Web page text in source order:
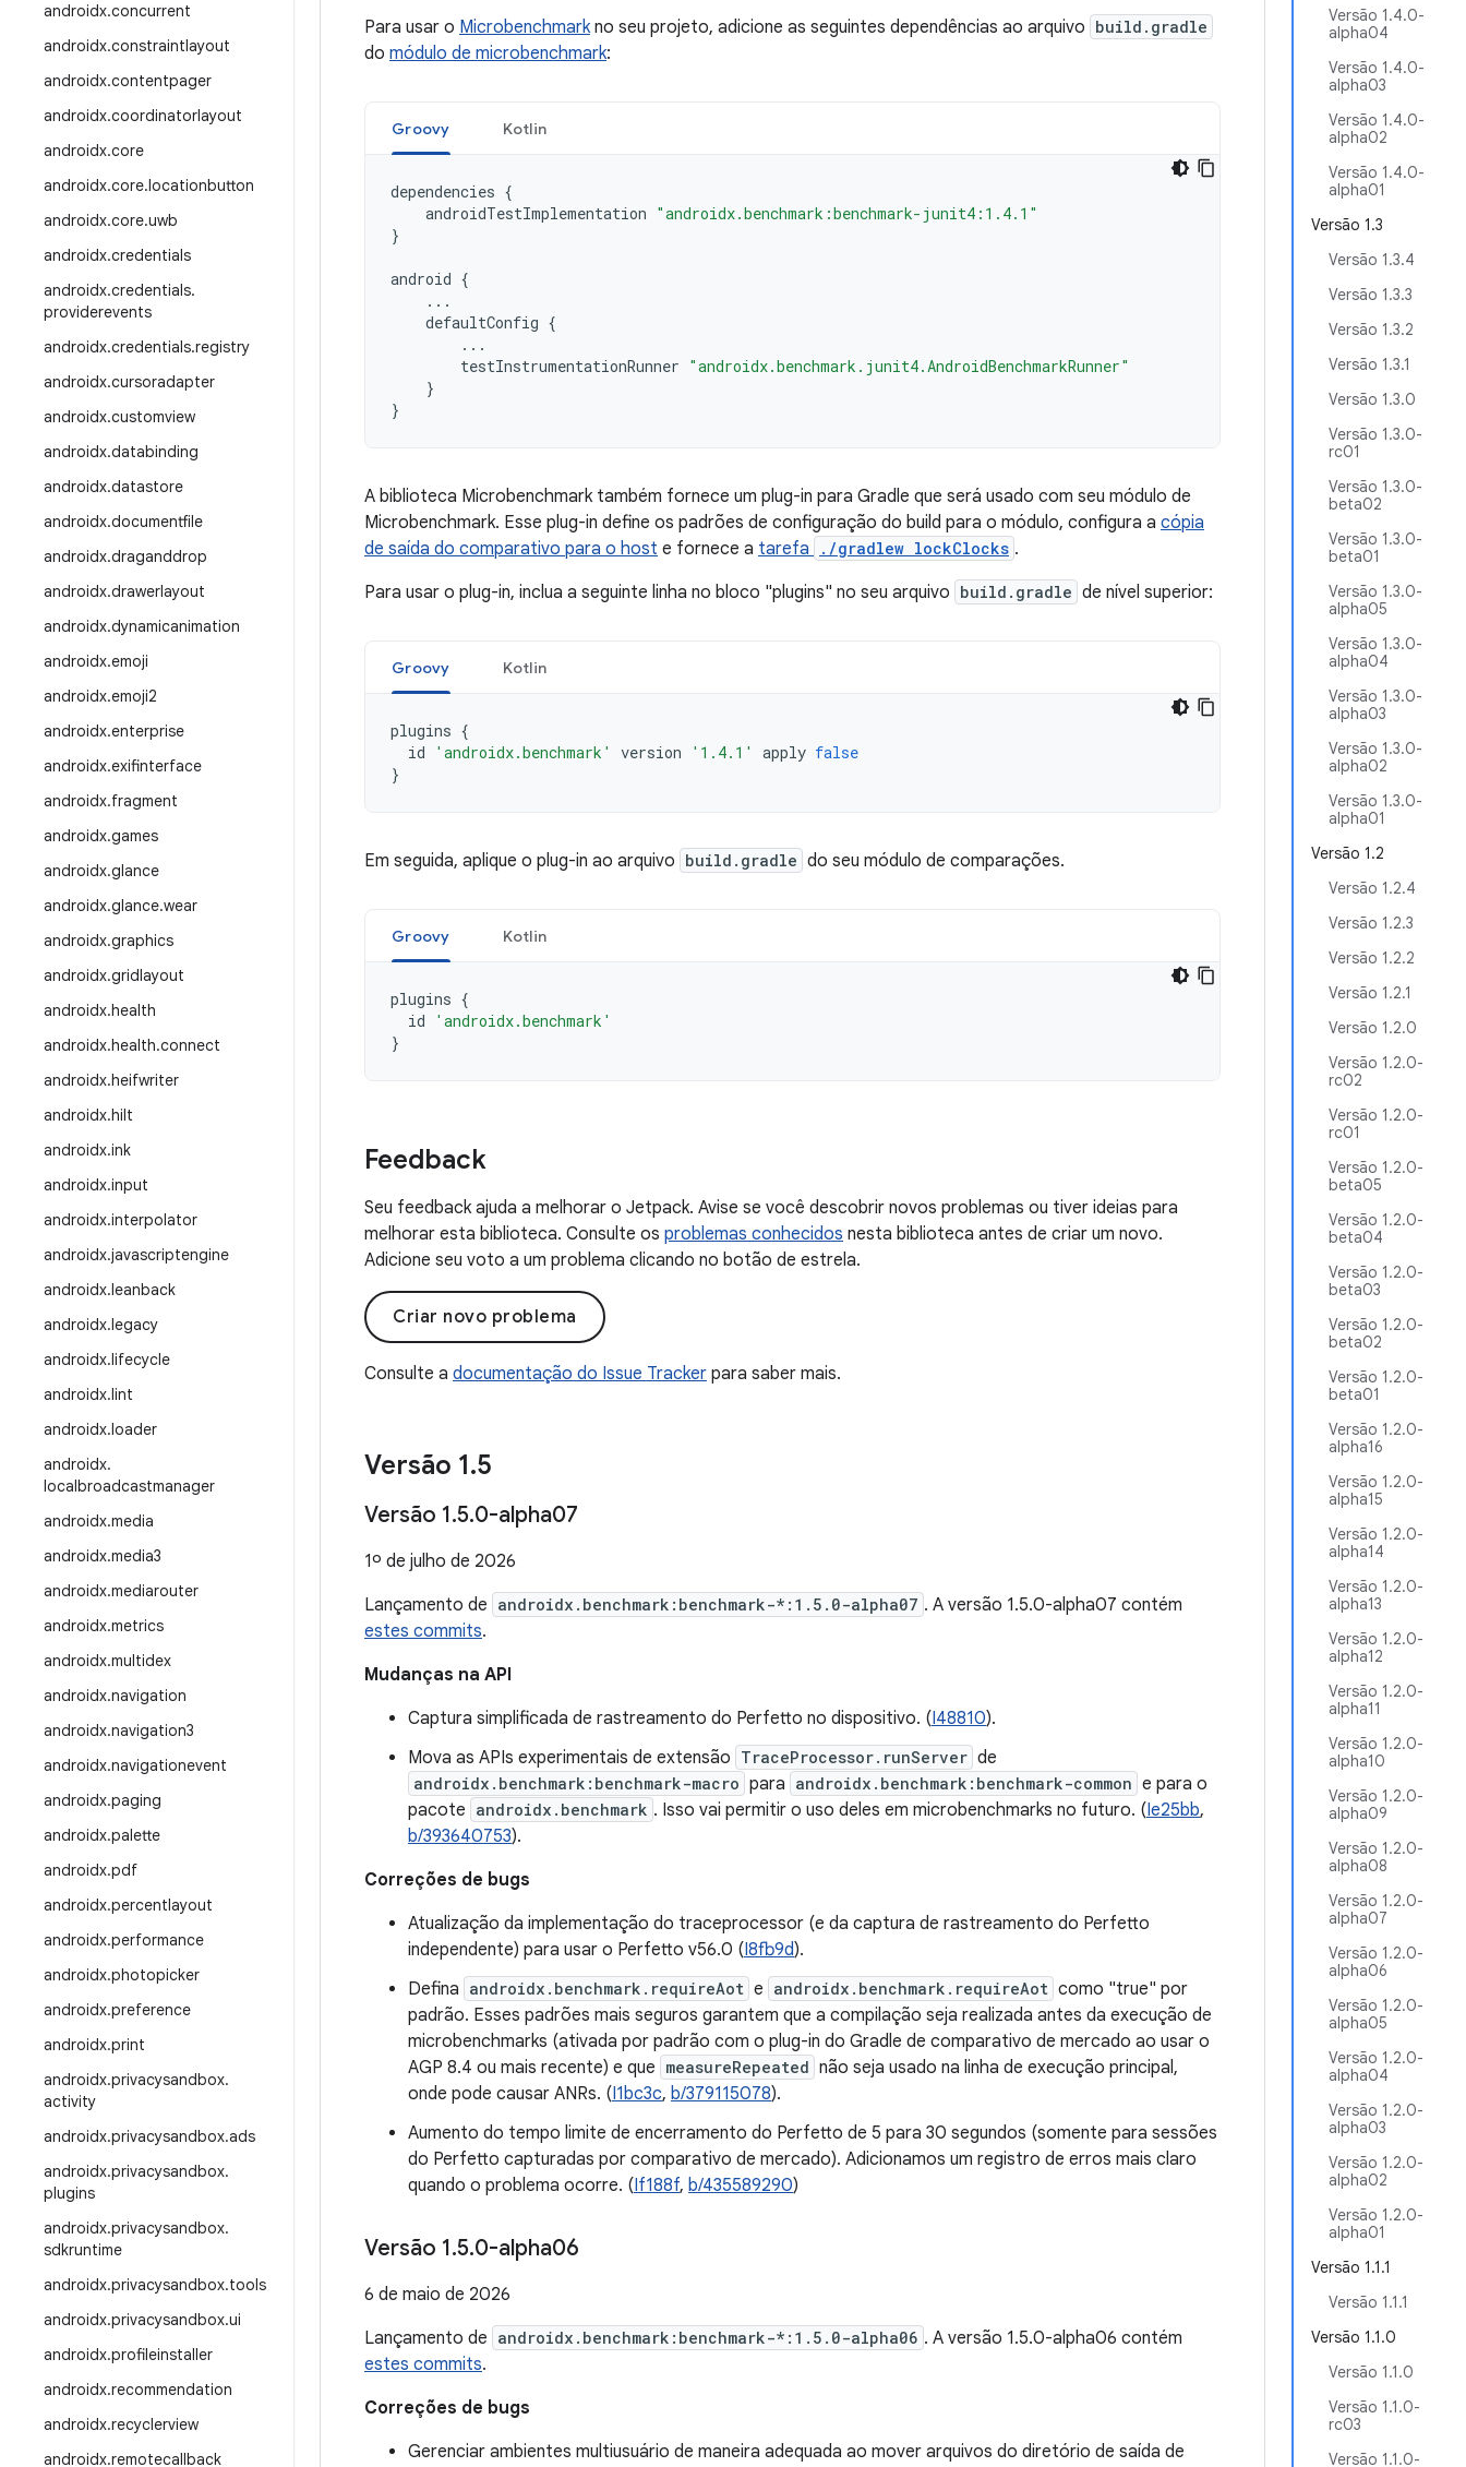
androidx.concurrent
androidx.constraintlayout
androidx.contentpager
androidx.coordinatorlayout
androidx.core
androidx.core.locationbutton
androidx.core.uwb
androidx.credentials
androidx.credentials.
providerevents
androidx.credentials.registry
androidx.cursoradapter
androidx.customview
androidx.databinding
androidx.datastore
androidx.documentfile
androidx.draganddrop
androidx.drawerlayout
androidx.dynamicanimation
androidx.emoji
androidx.emoji2
androidx.enterprise
androidx.exifinterface
androidx.fragment
androidx.games
androidx.glance
androidx.glance.wear
androidx.graphics
androidx.gridlayout
androidx.health
androidx.health.connect
androidx.heifwriter
androidx.hilt
androidx.ink
androidx.input
androidx.interpolator
androidx.javascriptengine
androidx.leanback
androidx.legacy
androidx.lifecycle
androidx.lint
androidx.loader
androidx.
localbroadcastmanager
androidx.media
androidx.media3
androidx.mediarouter
androidx.metrics
androidx.multidex
androidx.navigation
androidx.navigation3
androidx.navigationevent
androidx.paging
androidx.palette
androidx.pdf
androidx.percentlayout
androidx.performance
androidx.photopicker
androidx.preference
androidx.print
androidx.privacysandbox.
activity
androidx.privacysandbox.ads
androidx.privacysandbox.
plugins
androidx.privacysandbox.
sdkruntime
androidx.privacysandbox.tools
androidx.privacysandbox.ui
androidx.profileinstaller
androidx.recommendation
androidx.recyclerview
androidx.remotecallback
Versão 1.4.0-
alpha04
Versão 1.4.0-
alpha03
Versão 1.4.0-
alpha02
Versão 1.4.0-
alpha01
Versão 1.3
Versão 1.3.4
Versão 1.3.3
Versão 1.3.2
Versão 1.3.1
Versão 1.3.0
Versão 1.3.0-
rc01
Versão 1.3.0-
beta02
Versão 1.3.0-
beta01
Versão 1.3.0-
alpha05
Versão 1.3.0-
alpha04
Versão 1.3.0-
alpha03
Versão 1.3.0-
alpha02
Versão 1.3.0-
alpha01
Versão 1.2
Versão 1.2.4
Versão 1.2.3
Versão 1.2.2
Versão 1.2.1
Versão 1.2.0
Versão 1.2.0-
rc02
Versão 1.2.0-
rc01
Versão 1.2.0-
beta05
Versão 1.2.0-
beta04
Versão 1.2.0-
beta03
Versão 1.2.0-
beta02
Versão 1.2.0-
beta01
Versão 1.2.0-
alpha16
Versão 1.2.0-
alpha15
Versão 1.2.0-
alpha14
Versão 1.2.0-
alpha13
Versão 1.2.0-
alpha12
Versão 1.2.0-
alpha11
Versão 1.2.0-
alpha10
Versão 1.2.0-
alpha09
Versão 1.2.0-
alpha08
Versão 1.2.0-
alpha07
Versão 1.2.0-
alpha06
Versão 1.2.0-
alpha05
Versão 1.2.0-
alpha04
Versão 1.2.0-
alpha03
Versão 1.2.0-
alpha02
Versão 1.2.0-
alpha01
Versão 1.1.1
Versão 1.1.1
Versão 1.1.0
Versão 1.1.0
Versão 1.1.0-
rc03
Versão 1.1.0-
Para usar o Microbenchmarkno seu projeto, adicione as seguintes dependências ao arquivo build.gradle
do módulo de microbenchmark:
Groovy Kotlin
dependencies {
androidTestImplementation "androidx.benchmark:benchmark-junit4:1.4.1"
}
android {
...
defaultConfig {
...
testInstrumentationRunner "androidx.benchmark.junit4.AndroidBenchmarkRunner"
}
}
A biblioteca Microbenchmark também fornece um plug-in para Gradle que será usado com seu módulo de
Microbenchmark. Esse plug-in define os padrões de configuração do build para o módulo, configura a cópia
de saída do comparativo para o host e fornece a tarefa ./gradlew lockClocks .
Para usar o plug-in, inclua a seguinte linha no bloco "plugins" no seu arquivo build.gradle de nível superior:
Groovy Kotlin
plugins {
id
'androidx.benchmark' version '1.4.1' apply false
}
Em seguida, aplique o plug-in ao arquivo build.gradle do seu módulo de comparações.
Groovy Kotlin
plugins {
id
'androidx.benchmark'
}
Feedback
Seu feedback ajuda a melhorar o Jetpack. Avise se você descobrir novos problemas ou tiver ideias para
melhorar esta biblioteca. Consulte os problemas conhecidos nesta biblioteca antes de criar um novo.
Adicione seu voto a um problema clicando no botão de estrela.
Criar novo problema
Consulte a documentação do Issue Tracker para saber mais.
Versão 1.5
Versão 1.5.0-alpha07
1º de julho de 2026
Lançamento de androidx.benchmark:benchmark-*:1.5.0-alpha07 . A versão 1.5.0-alpha07 contém
estes commits.
Mudanças na API
Captura simplificada de rastreamento do Perfetto no dispositivo. (I48810).
Mova as APIs experimentais de extensão TraceProcessor.runServer de
androidx.benchmark:benchmark-macro para androidx.benchmark:benchmark-common e para o
pacote androidx.benchmark . Isso vai permitir o uso deles em microbenchmarks no futuro. (Ie25bb,
b/393640753).
Correções de bugs
Atualização da implementação do traceprocessor (e da captura de rastreamento do Perfetto
independente) para usar o Perfetto v56.0 (I8fb9d).
Defina androidx.benchmark.requireAot e androidx.benchmark.requireAot como "true" por
padrão. Esses padrões mais seguros garantem que a compilação seja realizada antes da execução de
microbenchmarks (ativada por padrão com o plug-in do Gradle de comparativo de mercado ao usar o
AGP 8.4 ou mais recente) e que measureRepeated não seja usado na linha de execução principal,
onde pode causar ANRs. (I1bc3c, b/379115078).
Aumento do tempo limite de encerramento do Perfetto de 5 para 30 segundos (somente para sessões
do Perfetto capturadas por comparativo de mercado). Adicionamos um registro de erros mais claro
quando o problema ocorre. (If188f, b/435589290)
Versão 1.5.0-alpha06
6 de maio de 2026
Lançamento de androidx.benchmark:benchmark-*:1.5.0-alpha06 . A versão 1.5.0-alpha06 contém
estes commits.
Correções de bugs
Gerenciar ambientes multiusuário de maneira adequada ao mover arquivos do diretório de saída de